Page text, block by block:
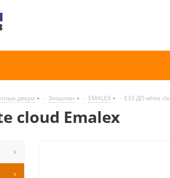
двери - Экошпон - EMALEX - E33 ДО white
cloud Emalex